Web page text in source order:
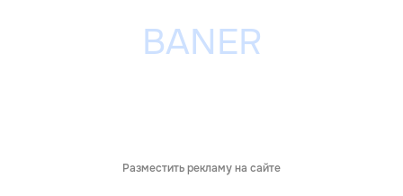
Разместить рекламу на сайте